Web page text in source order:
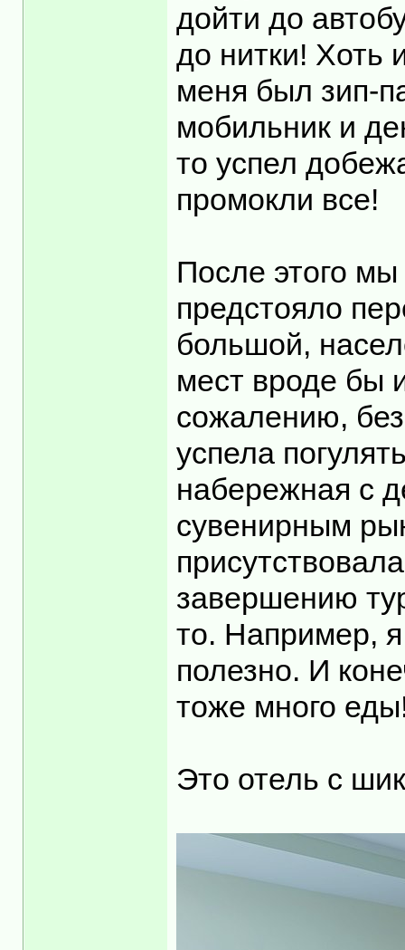
дойти до
до нитки! Хоть
меня был зип-
мобильник и
то успел
промокли все!
После этого
предстояло
большой,
мест вроде бы
сожалению,
успела
набережная с
сувенирным
завершению
то. Например,
полезно. И
тоже много
Это отель с